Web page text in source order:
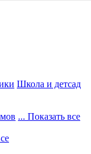
Школа и детсад
... Показать все